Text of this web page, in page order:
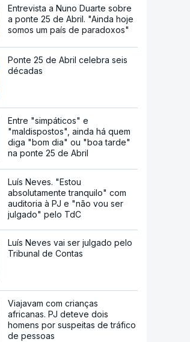
Entrevista a Nuno Duarte sobre
a ponte 25 de Abril. "Ainda hoje
somos um país de paradoxos"
Ponte 25 de Abril celebra seis
décadas
Entre "simpáticos" e
"maldispostos", ainda há quem
diga "bom dia" ou "boa tarde"
na ponte 25 de Abril
Luís Neves. "Estou
absolutamente tranquilo" com
auditoria à PJ e "não vou ser
julgado" pelo TdC
Luís Neves vai ser julgado pelo
Tribunal de Contas
Viajavam com crianças
africanas. PJ deteve dois
homens por suspeitas de tráfico
de pessoas